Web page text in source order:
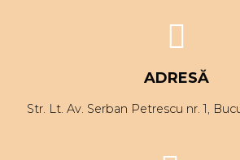
ADRESĂ
Str. Lt. Av. Serban Petrescu nr. 1,